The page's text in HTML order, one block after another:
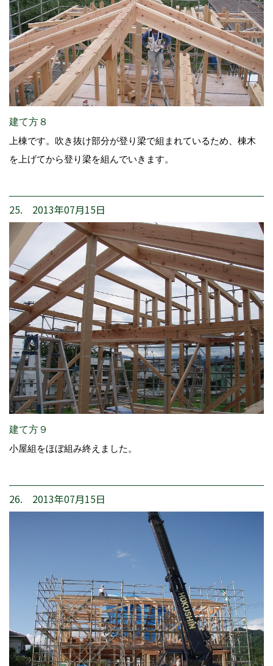
建て方８
上棟です。吹き抜け部分が登り梁で組まれているため、棟木
を上げてから登り梁を組んでいきます。
25. 2013年07月15日
建て方９
小屋組をほぼ組み終えました。
26. 2013年07月15日